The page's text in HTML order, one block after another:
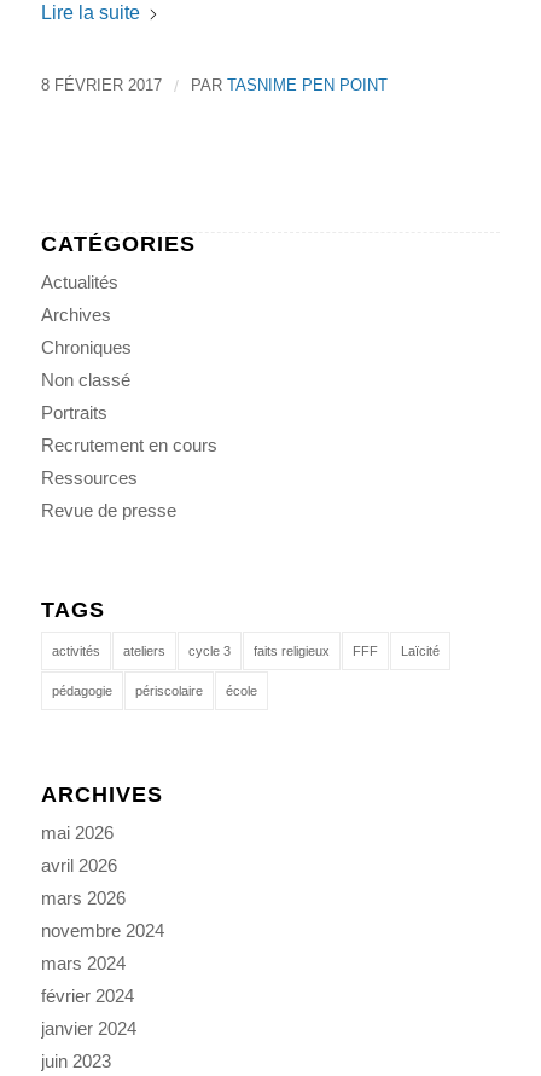
Lire la suite
8 FÉVRIER 2017 / PAR TASNIME PEN POINT
CATÉGORIES
Actualités
Archives
Chroniques
Non classé
Portraits
Recrutement en cours
Ressources
Revue de presse
TAGS
activités ateliers cycle 3 faits religieux FFF Laïcité
pédagogie périscolaire école
ARCHIVES
mai 2026
avril 2026
mars 2026
novembre 2024
mars 2024
février 2024
janvier 2024
juin 2023